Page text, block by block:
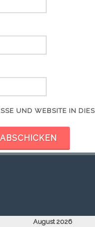
UND WEBSITE IN
August 2026